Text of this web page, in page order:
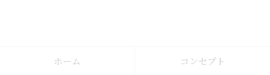
ホーム コンセプト